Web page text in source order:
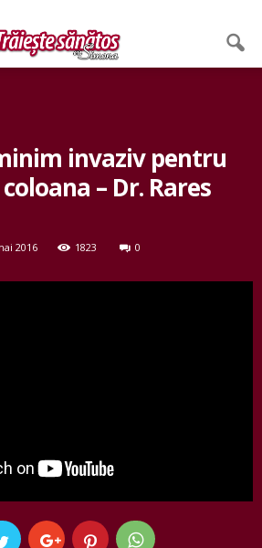
invaziv pentru
– Dr. Rares
2016 1823 0